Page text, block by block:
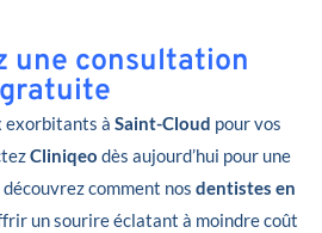
une consultation
gratuite
exorbitants à Saint-Cloud pour vos
Cliniqeo dès aujourd’hui pour une
comment nos dentistes en
un sourire éclatant à moindre coût